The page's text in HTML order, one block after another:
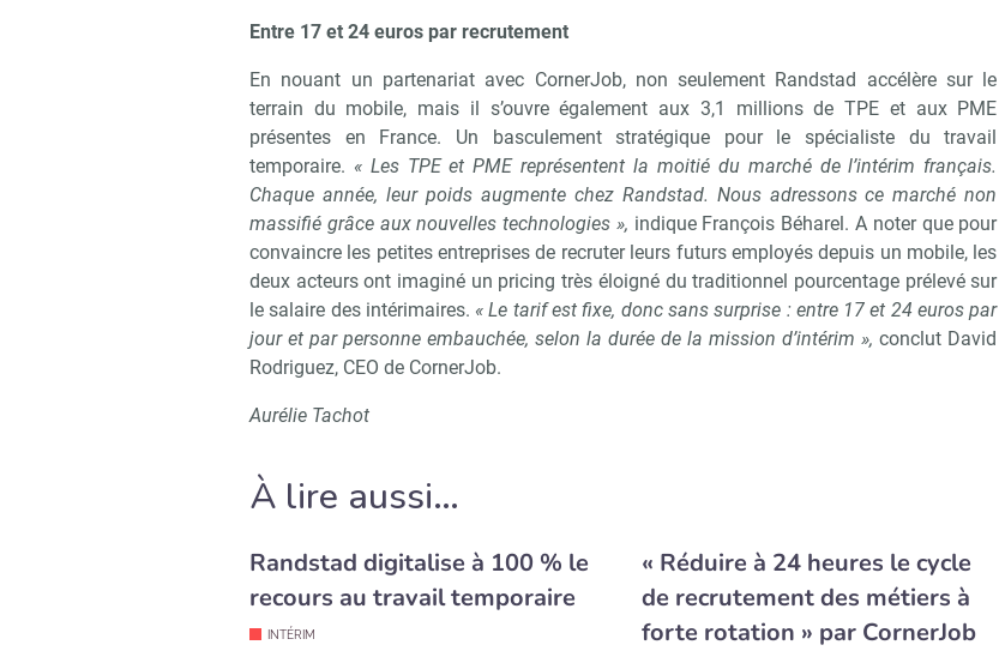
Entre 17 et 24 euros par recrutement
En nouant un partenariat avec CornerJob, non seulement Randstad accélère sur le
terrain du mobile, mais il s’ouvre également aux 3,1 millions de TPE et aux PME
présentes en France. Un basculement stratégique pour le spécialiste du travail
temporaire. « Les TPE et PME représentent la moitié du marché de l’intérim français.
Chaque année, leur poids augmente chez Randstad. Nous adressons ce marché non
massifié grâce aux nouvelles technologies », indique François Béharel. A noter que pour
convaincre les petites entreprises de recruter leurs futurs employés depuis un mobile, les
deux acteurs ont imaginé un pricing très éloigné du traditionnel pourcentage prélevé sur
le salaire des intérimaires. « Le tarif est fixe, donc sans surprise : entre 17 et 24 euros par
jour et par personne embauchée, selon la durée de la mission d’intérim »,conclut David
Rodriguez, CEO de CornerJob.
Aurélie Tachot
À lire aussi…
Randstad digitalise à 100 % le
recours au travail temporaire
INTÉRIM
« Réduire à 24 heures le cycle
de recrutement des métiers à
forte rotation » par CornerJob